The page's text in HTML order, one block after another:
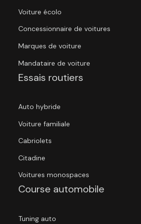
Voiture écolo
Concessionnaire de voitures
Marques de voiture
Mandataire de voiture
Essais routiers
Auto hybride
Voiture familiale
Cabriolets
Citadine
Voitures monospaces
Course automobile
Tuning auto